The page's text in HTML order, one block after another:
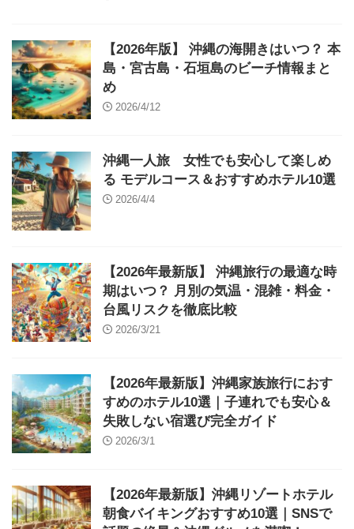
【2026年版】 沖縄の海開きはいつ？ 本
島・宮古島・石垣島のビーチ情報まと
め
2026/4/12
沖縄一人旅 女性でも安心して楽しめ
る モデルコース＆おすすめホテル10選
2026/4/4
【2026年最新版】 沖縄旅行の最適な時
期はいつ？ 月別の気温・混雑・料金・
台風リスクを徹底比較
2026/3/21
【2026年最新版】沖縄家族旅行におす
すめのホテル10選｜子連れでも安心＆
失敗しない宿選び完全ガイド
2026/3/1
【2026年最新版】沖縄リゾートホテル
朝食バイキングおすすめ10選｜SNSで